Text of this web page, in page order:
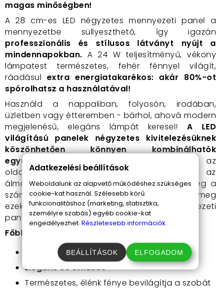
magas minőségben!
A 28 cm-es LED négyzetes mennyezeti panel a
mennyezetbe süllyeszthető, így igazán
professzionális és stílusos látványt nyújt a
mindennapokban. A 24 W teljesítményű, vékony
lámpatest természetes, fehér fénnyel világít,
ráadásul extra energiatakarékos: akár 80%-ot
spórolhatsz a használatával!
Használd a nappaliban, folyosón, irodában,
üzletben vagy étteremben - bárhol, ahová modern
megjelenésű, elegáns lámpát keresel! A LED
világítású panelek négyzetes kivitelezésüknek
köszönhetően könnyen kombinálhatók
egymással
- rakj ki izgalmas mintákat az
oldalfalakra, a plafonra, süllyeszd be az
álmennyezetbe és gipszkartonba! Álmodd meg a
számodra ideális beltéri világítást, és valósítsd meg
ezekkel a széleskörűen kombinálható mennyezeti
panelekkel!
Főbb jellemzők:
Akár 80% energiát spórolhatsz meg vele
Elegáns és stílusos
Természetes, élénk fénye bevilágítja a szobát
Adatkezelési beállítások
Weboldalunk az alapvető működéshez szükséges
cookie-kat használ. Szélesebb körű
funkcionalitáshoz (marketing, statisztika,
személyre szabás) egyéb cookie-kat
engedélyezhet. Részletesebb információk.
BEÁLLÍTÁSOK ELFOGADOM